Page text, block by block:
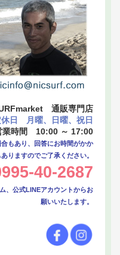
通販専門店
休日 月曜、日曜、祝日
業時間 10:00 ～ 17:00
もあり、回答にお時間がかか
りますのでご了承ください。
40-2687
、公式LINEアカウントからお
願いいたします。